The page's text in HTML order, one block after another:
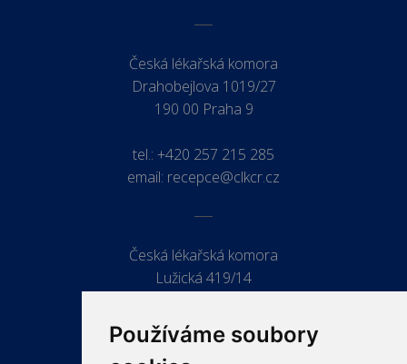
Používáme soubory
Česká lékařská komora
Drahobejlova 1019/27
190 00 Praha 9
tel.: +420 257 215 285
email: recepce@clkcr.cz
Česká lékařská komora
Lužická 419/14